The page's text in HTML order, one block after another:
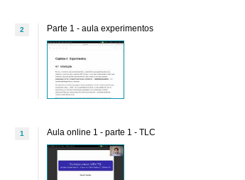
2 Parte 1 - aula experimentos
1 Aula online 1 - parte 1 - TLC